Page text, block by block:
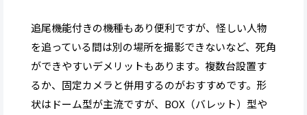
追尾機能付きの機種もあり便利ですが、怪しい人物
を追っている間は別の場所を撮影できないなど、死角
ができやすいデメリットもあります。複数台設置す
るか、固定カメラと併用するのがおすすめです。形
状はドーム型が主流ですが、BOX（バレット）型や